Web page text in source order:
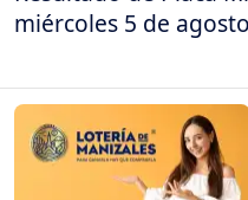
miércoles 5 de